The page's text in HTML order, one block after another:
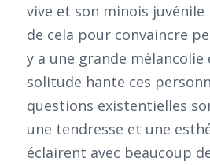
vive et son minois juvénile
de cela pour convaincre
y a une grande mélancolie
solitude hante ces
questions existentielles
une tendresse et une
éclairent avec beaucoup